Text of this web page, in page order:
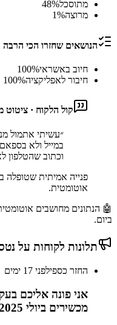
מתוסכל 48%
מרוצה
1%
הנושאים שחזרו הכי הרבה
חיוב באשראי 100%
חיבור לאפליקציה
100%
קול הלקוח · ציטוט
״עשיתי אתמול
במייל ולא
וכתוב שהטלפון
פנייה אמיתית שטופלה
אוטומטית.
🤖 הנתונים מחושבים
ביום.
תלונות לקוחות על
החזר כספילפני 17 ימים
אני פונה אליכם
מכשירים ביולי 2025 וביולי 2026, ומב